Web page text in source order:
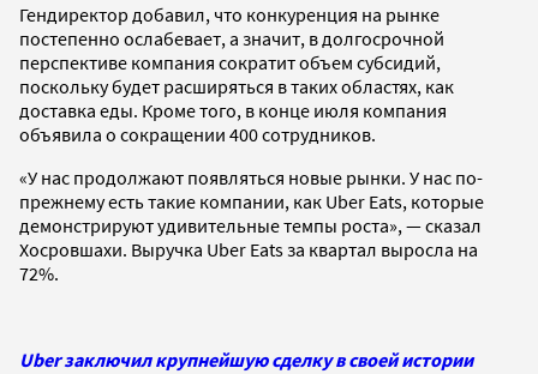
Гендиректор добавил, что конкуренция на рынке
постепенно ослабевает, а значит, в долгосрочной
перспективе компания сократит объем субсидий,
поскольку будет расширяться в таких областях, как
доставка еды. Кроме того, в конце июля компания
объявила о сокращении 400 сотрудников.
«У нас продолжают появляться новые рынки. У нас по-
прежнему есть такие компании, как Uber Eats, которые
демонстрируют удивительные темпы роста», — сказал
Хосровшахи. Выручка Uber Eats за квартал выросла на
72%.
Uber заключил крупнейшую сделку в своей истории